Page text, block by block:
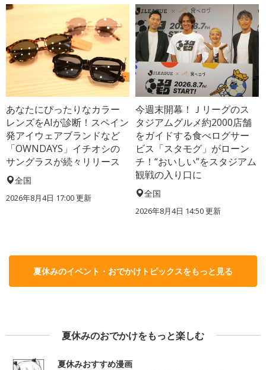
あなたにぴったりなカラー
レンズをAIが診断！スペイン
発アイウェアブランドなど
「OWNDAYS」イチオシの
サングラスが続々リリース
全国
2026年8月4日 17:00更新
今週末開幕！Ｊリーグのス
タジアムグルメ約2000店舗
をガイドする食べログサー
ビス「スタモグ」がローン
チ！“おいしい”をスタジアム
観戦の入り口に
全国
2026年8月4日 14:50更新
夏休みのイベント・おでかけトピックスをもっと見る
夏休みのおでかけをもっと楽しむ
夏休みおすすめ漫画